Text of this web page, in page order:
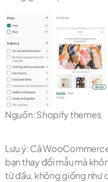
Nguồn: Shopify themes
Lưu ý: Cả
bạn thay đổi mẫu mà
từ đầu, không giống như